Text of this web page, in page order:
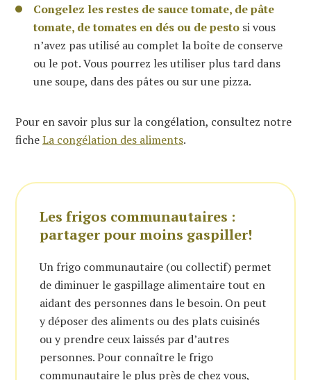
Congelez les restes de sauce tomate, de pâte
tomate, de tomates en dés ou de pesto si vous
n’avez pas utilisé au complet la boîte de conserve
ou le pot. Vous pourrez les utiliser plus tard dans
une soupe, dans des pâtes ou sur une pizza.
Pour en savoir plus sur la congélation, consultez notre
ficheLa congélation des aliments.
Les frigos communautaires :
partager pour moins gaspiller!
Un frigo communautaire (ou collectif) permet
de diminuer le gaspillage alimentaire tout en
aidant des personnes dans le besoin. On peut
y déposer des aliments ou des plats cuisinés
ou y prendre ceux laissés par d’autres
personnes. Pour connaître le frigo
communautaire le plus près de chez vous,